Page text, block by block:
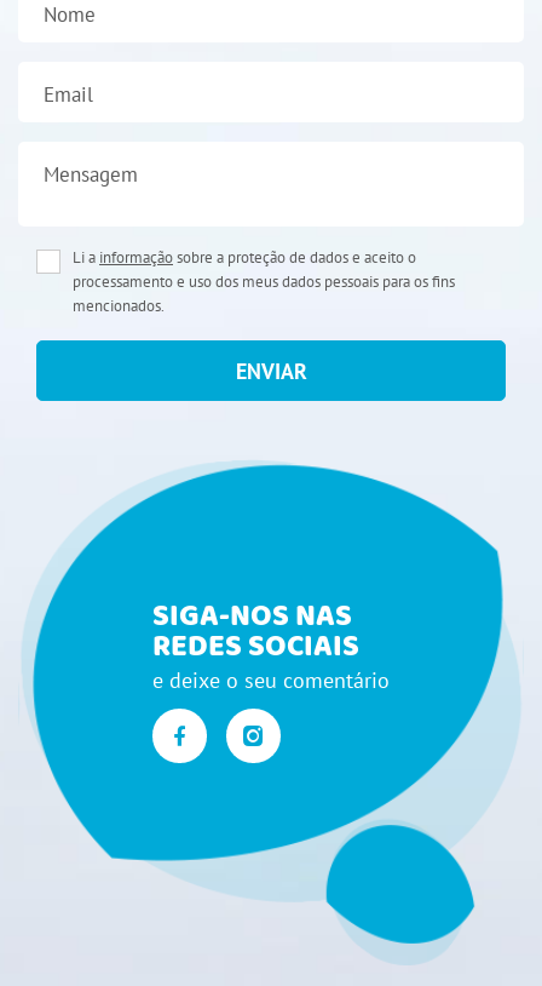
Nome
Email
Mensagem
Li a informaçãosobre a proteção de dados e aceito o
processamento e uso dos meus dados pessoais para os fins
mencionados.
ENVIAR
SIGA-NOS NAS
REDES SOCIAIS
e deixe o seu comentário